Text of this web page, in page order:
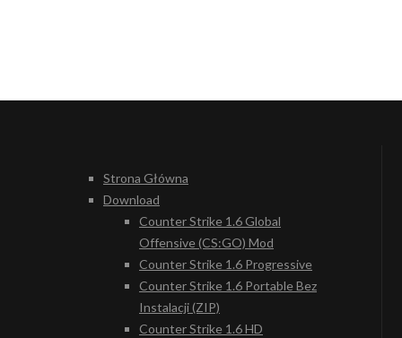
Strona Główna
Download
Counter Strike 1.6 Global
Offensive (CS:GO) Mod
Counter Strike 1.6 Progressive
Counter Strike 1.6 Portable Bez
Instalacji (ZIP)
Counter Strike 1.6 HD